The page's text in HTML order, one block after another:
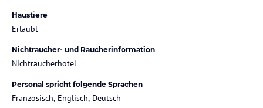
Haustiere
Erlaubt
Nichtraucher- und Raucherinformation
Nichtraucherhotel
Personal spricht folgende Sprachen
Französisch, Englisch, Deutsch